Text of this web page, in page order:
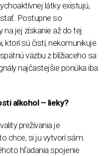
látky existujú,
Postupne so
jej získanie až do tej
ktorí sú čistí, nekomunikuje.
väzbu z blížiaceho sa
najčastejšie ponúka iba
alkohol – lieky?
prežívania je
chce, si ju vytvorí sám.
hľadania spojenie